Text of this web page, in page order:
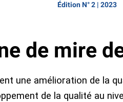
Édition N° 2 | 2023
de mire
une amélioration de la
de la qualité au